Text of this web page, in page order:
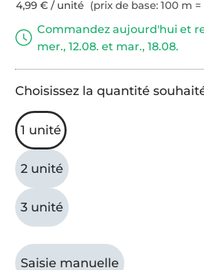
4,99 € / unité (prix de base: 100 m
Commandez aujourd'hui et
mer., 12.08. et mar., 18.08.
Choisissez la quantité
1 unité
2 unité
3 unité
Saisie manuelle